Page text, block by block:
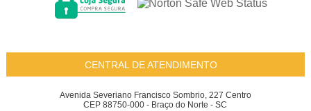
CENTRAL DE ATENDIMENTO
Avenida Severiano Francisco Sombrio, 227 Centro
CEP 88750-000 - Braço do Norte - SC